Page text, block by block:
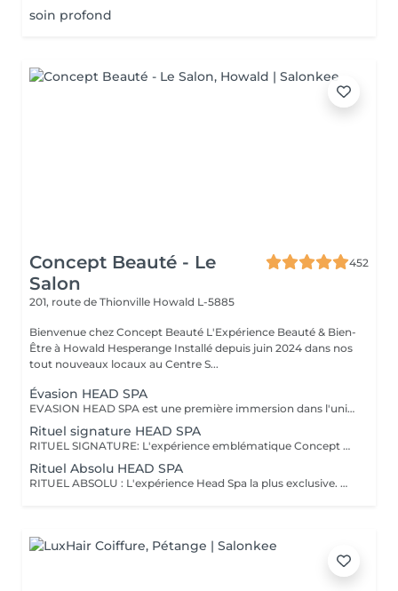
soin profond
Concept Beauté - Le
Salon
452
201, route de Thionville Howald L-5885
Bienvenue chez Concept Beauté L'Expérience Beauté & Bien-
Être à Howald Hesperange Installé depuis juin 2024 dans nos
tout nouveaux locaux au Centre S...
Évasion HEAD SPA
EVASION HEAD SPA est une première immersion dans l'univers du Head Spa. Ce rituel découverte vous invite à relâcher les tensions accumulées grâce à un massage du cuir chevelu associé à une expérience sensorielle autour de l'eau et à un soin adapté. Idéal pour découvrir les bienfaits du Head Spa et s'offrir un véritable moment de détente. Coiffage ou brushing inclus. DECOUVREZ NOTRE UNIVERS HEAD SPA, une expérience unique alliant relaxation profonde, soin du cuir chevelu et beauté du cheveu. Inspirés des rituels de bien-être japonais, nos soins Head Spa sont conçus pour procurer un véritable moment de déconnexion tout en prenant soin de vos cheveux et de votre cuir chevelu. Chaque rituel associe des techniques de massage relaxantes, un travail autour de l'eau, des soins professionnels adaptés et se termine par un coiffage ou un brushing afin que vous repartiez détendue et sublimée. Accordez-vous une parenthèse hors du temps et choisissez le rituel qui correspond à vos envies.
Rituel signature HEAD SPA
RITUEL SIGNATURE: L'expérience emblématique Concept Beauté. Un rituel complet alliant bien-être, soin du cuir chevelu, beauté du cheveu et coiffage personnalisé. DECOUVREZ NOTRE UNIVERS HEAD SPA, une expérience unique alliant relaxation profonde, soin du cuir chevelu et beauté du cheveu. Inspirés des rituels de bien-être japonais, nos soins Head Spa sont conçus pour procurer un véritable moment de déconnexion tout en prenant soin de vos cheveux et de votre cuir chevelu. Chaque rituel associe des techniques de massage relaxantes, un travail autour de l'eau, des soins professionnels adaptés et se termine par un coiffage ou un brushing afin que vous repartiez détendue et sublimée. Accordez-vous une parenthèse hors du temps et choisissez le rituel qui correspond à vos envies.
Rituel Absolu HEAD SPA
RITUEL ABSOLU : L'expérience Head Spa la plus exclusive. Un voyage sensoriel profond associant relaxation intense, soins experts et mise en beauté complète des cheveux. DECOUVREZ NOTRE UNIVERS HEAD SPA, une expérience unique alliant relaxation profonde, soin du cuir chevelu et beauté du cheveu. Inspirés des rituels de bien-être japonais, nos soins Head Spa sont conçus pour procurer un véritable moment de déconnexion tout en prenant soin de vos cheveux et de votre cuir chevelu. Chaque rituel associe des techniques de massage relaxantes, un travail autour de l'eau, des soins professionnels adaptés et se termine par un coiffage ou un brushing afin que vous repartiez détendue et sublimée. Accordez-vous une parenthèse hors du temps et choisissez le rituel qui correspond à vos envies.